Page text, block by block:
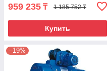
959 235 ₸ 1 185 752 ₸
Купить
–19%